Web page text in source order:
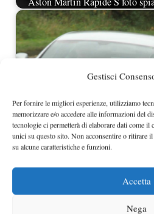
Gestisci
Per fornire le migliori esperienze, utilizziamo
memorizzare e/o accedere alle informazioni del
tecnologie ci permetterà di elaborare dati come
unici su questo sito. Non acconsentire o ritirare
su alcune caratteristiche e funzioni.
Accetta
Nega
Nuove foto spia Aston Martin
restyling 2013